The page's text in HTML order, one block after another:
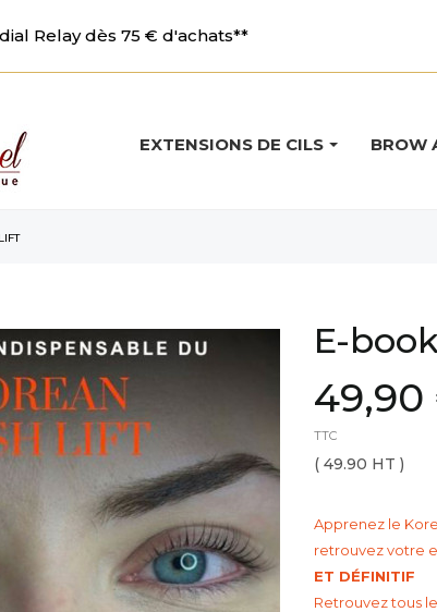
Relay dès 75 € d'achats**
EXTENSIONS DE CILS BROW
E-
TTC
( 49.90 HT )
Apprenez le
retrouvez votre
ET DÉFINITIF
Retrouvez tous